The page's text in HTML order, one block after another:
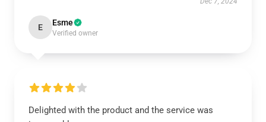
E Esme
Verified owner
Delighted with the product and the service was